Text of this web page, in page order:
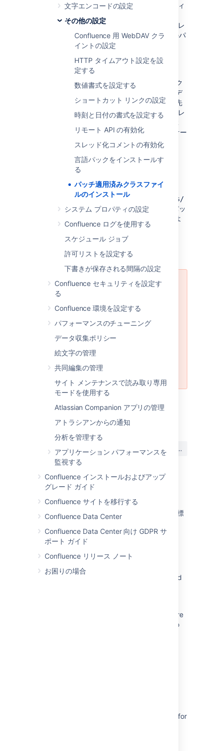
文字エンコードの設定
その他の設定
Confluence 用 WebDAV クラ
イントの設定
HTTP タイムアウト設定を設
定する
数値書式を設定する
ショートカット リンクの設定
時刻と日付の書式を設定する
リモート API の有効化
スレッド化コメントの有効化
言語パックをインストールす
る
パッチ適用済みクラスファイ
ルのインストール
システム プロパティの設定
Confluence ログを使用する
スケジュール ジョブ
許可リストを設定する
下書きが保存される間隔の設定
Confluence セキュリティを設定す
る
Confluence 環境を設定する
パフォーマンスのチューニング
データ収集ポリシー
絵文字の管理
共同編集の管理
サイト メンテナンスで読み取り専用
モードを使用する
Atlassian Companion アプリの管理
アトラシアンからの通知
分析を管理する
アプリケーション パフォーマンスを
監視する
Confluence インストールおよびアップ
グレード ガイド
Confluence サイトを移行する
Confluence Data Center
Confluence Data Center 向け GDPR サ
ポート ガイド
Confluence リリース ノート
お困りの場合
ファイルをコピーする前にサブディ
レクトリを作成する必要がありま
す。一部の課題には、必要なディレ
クトリ構造を含む ZIP ファイルのパ
ッチが含まれます。
Confluence インスタンスを再起動して、
変更を有効にします。
Web アプリの/WEB-INF/classes
ディレク
デ
ィレクトリ内の JAR ファイルのクラスよりも先
に読み込まれます。これにより、1 つ目のディレ
ファイルから読み込まれる可能性のあるパッケー
ジを効率的に置き換えます。
パッチの復帰
パッチを戻すには、<installation-
directory>/confluence/WEB-INF/classes/
フォルダからクラス ファイルを削除し (戻すパッ
チに影響するクラス ファイルのみを削除するよ
うに注意します)、インスタンスを再起動しま
パッチが関係している問題が解決さ
バージョンにアップグレードして、
パッチを復帰してください。パッチ
はネイティブでテストされていない
ことが多く、最も効率的な方法で問
題が解決されていない場合もありま
す。このため、すべてのケースにお
いて正式な修正を優先してくださ
い。
最終更新日: 2024 年 2 月 8 日
この内容はお役に立ちました
はい いいえ
関連コンテンツ
GoogleおよびMicrosoft広告向けパートナー商標
Prompt text entered in <PERSON_3>
automatically gets sent (Google Chrome)
<PERSON_66> characters don't get rendered
has returned an error response. We are unsure
of the result of this operation." when trying to
returned an error response" when searching for